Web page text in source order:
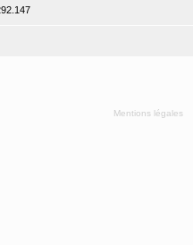
Mentions légales